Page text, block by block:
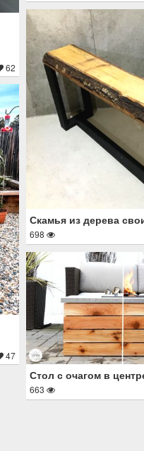
62
Скамья из дерева
698
47
Стол с очагом в
663